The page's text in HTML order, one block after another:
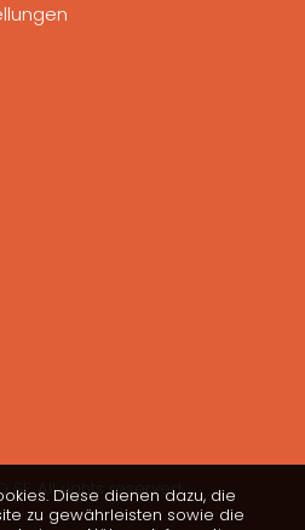
SF. All rights reserved
Diese dienen dazu, die
zu gewährleisten sowie die